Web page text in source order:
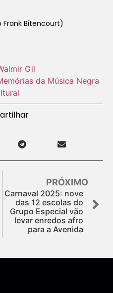
Bitencourt)
Gil
da Música Negra
PRÓXIMO
Carnaval 2025: nove
das 12 escolas do
Grupo Especial vão
levar enredos afro
para a Avenida